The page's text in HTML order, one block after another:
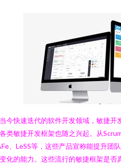
今快速迭代的软件开发领域，敏捷开
类敏捷开发框架也随之兴起。从
、LeSS等，这些产品宣称能提升团
化的能力。这些流行的敏捷框架是否